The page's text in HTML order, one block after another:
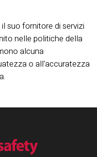
suo fornitore di servizi
nelle politiche della
alcuna
o all'accuratezza